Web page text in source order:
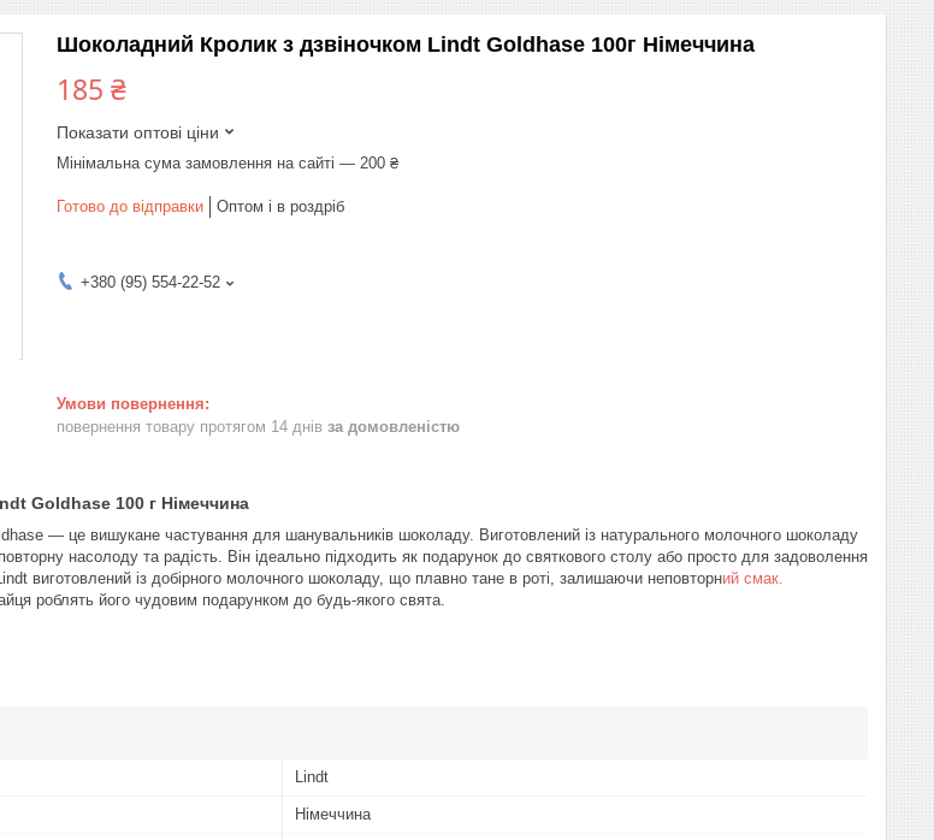
Шоколадний Кролик з дзвіночком Lindt Goldhase 100г Німеччина
185 ₴
Показати оптові ціни
Мінімальна сума замовлення на сайті — 200 ₴
Готово до відправки Оптом і в роздріб
+380 (95) 554-22-52
повернення товару протягом 14 днів за домовленістю
Goldhase 100 г Німеччина
— це вишукане частування для шанувальників шоколаду. Виготовлений із натурального молочного шоколаду
насолоду та радість. Він ідеально підходить як подарунок до святкового столу або просто для задоволення
виготовлений із добірного молочного шоколаду, що плавно тане в роті, залишаючи неповторний смак.
роблять його чудовим подарунком до будь-якого свята.
Lindt
Німеччина